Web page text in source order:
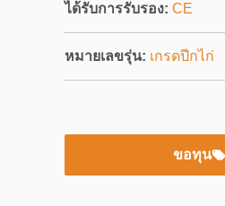
ได้รับการรับรอง: CE
หมายเลขรุ่น: เกรดปีกไก่
ขอทุน